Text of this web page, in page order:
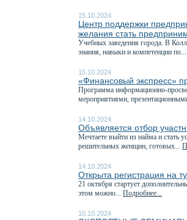
15.10.2024
Центр поддержки
желания стать
Учебных заведения города. В
знания, навыки и компетенции
15.10.2024
«Финансовый экспресс»
Программа информационно-
мероприятиями,
14.10.2024
Объявляется отбор
Мечтаете выйти из найма и
решительных женщин, готовых...
14.10.2024
Открыта регистрация на
21 октября стартует
этом можно... Подробнее...
10.10.2024